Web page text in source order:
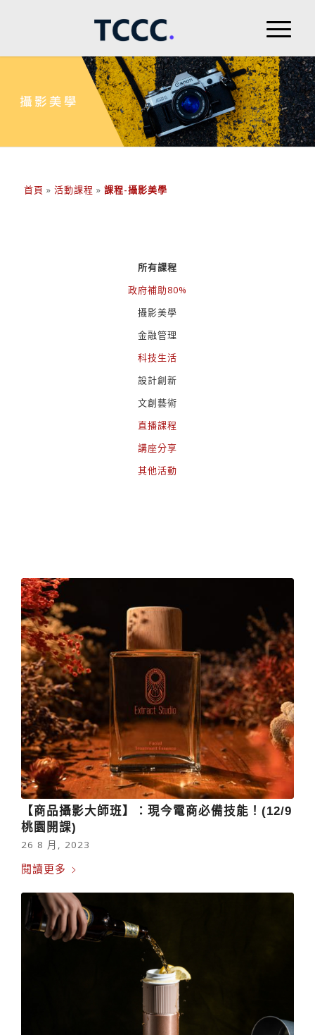
首頁 » 活動課程 » 課程-攝影美學
所有課程
政府補助80%
攝影美學
金融管理
科技生活
設計創新
文創藝術
直播課程
講座分享
其他活動
【商品攝影大師班】：現今電商必備技能！(12/9
桃園開課)
26 8 月, 2023
閱讀更多